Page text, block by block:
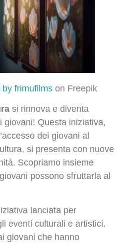
by frimufilms on Freepik
si rinnova e diventa
giovani! Questa iniziativa,
dei giovani al
si presenta con nuove
Scopriamo insieme
possono sfruttarla al
lanciata per
eventi culturali e artistici.
giovani che hanno